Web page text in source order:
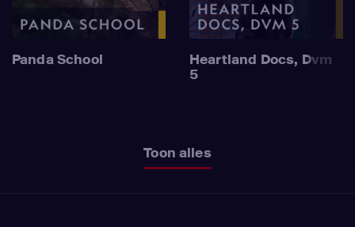
Panda School
Heartland Docs, Dvm
5
Toon alles